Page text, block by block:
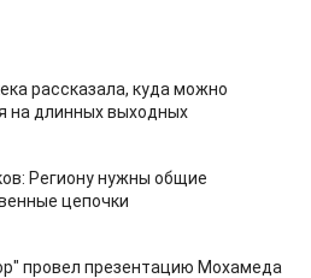
рассказала, куда можно
на длинных выходных
Региону нужны общие
цепочки
провел презентацию Мохамеда